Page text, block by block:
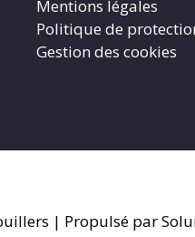
Mentions légales
Politique de
Gestion des cookies
| Propulsé par